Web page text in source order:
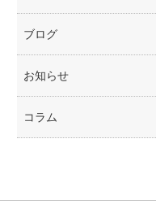
ブログ
お知らせ
コラム